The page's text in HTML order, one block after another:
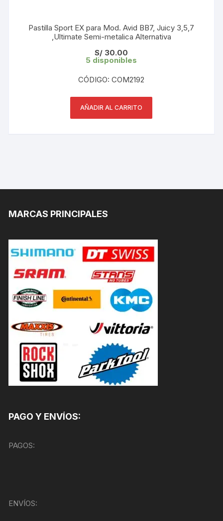
Pastilla Sport EX para Mod. Avid BB7, Juicy 3,5,7
,Ultimate Semi-metalica Alternativa
S/ 30.00
5 disponibles
CÓDIGO: COM2192
AÑADIR AL CARRITO
MARCAS PRINCIPALES
PAGO Y ENVÍOS:
PAGOS:
ENVÍOS: